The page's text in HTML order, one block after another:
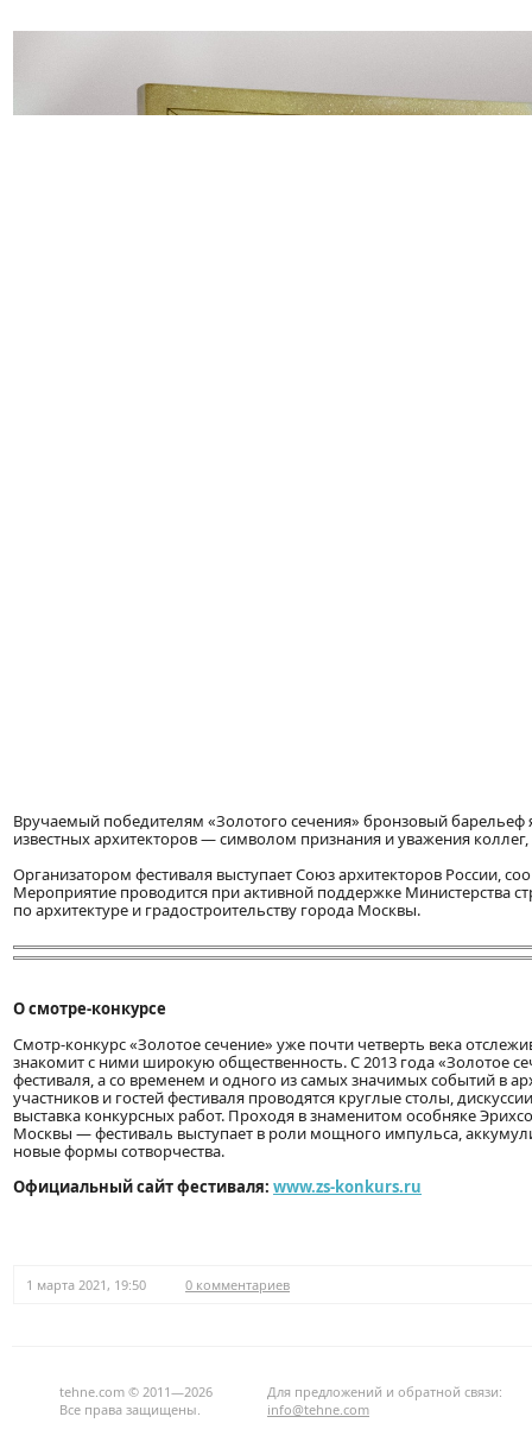
Вручаемый победителям «Золотого сечения» бронзовый барельеф
известных архитекторов — символом признания и уважения
Организатором фестиваля выступает Союз архитекторов России,
Мероприятие проводится при активной поддержке Министерства
по архитектуре и градостроительству города Москвы.
О смотре-конкурсе
Смотр-конкурс «Золотое сечение» уже почти четверть века
знакомит с ними широкую общественность. С 2013 года «Золотое
фестиваля, а со временем и одного из самых значимых событий в
участников и гостей фестиваля проводятся круглые столы,
выставка конкурсных работ. Проходя в знаменитом особняке
Москвы — фестиваль выступает в роли мощного импульса,
новые формы сотворчества.
Официальный сайт фестиваля: www.zs-konkurs.ru
1 марта 2021, 19:50 0 комментариев
tehne.com © 2011—2026
Все права защищены.
Для предложений и обратной связи:
info@tehne.com